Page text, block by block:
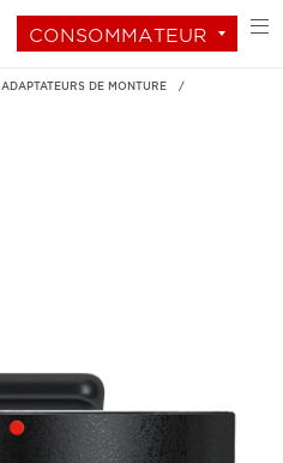
CONSOMMATEUR
ADAPTATEURS DE MONTURE